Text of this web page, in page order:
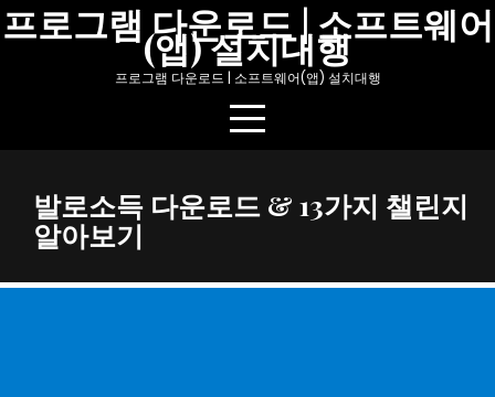
Skip
to
프로그램 다운로드 | 소프트웨어
(앱) 설치대행
프로그램 다운로드 | 소프트웨어(앱) 설치대행
발로소득 다운로드 & 13가지 챌린지
알아보기